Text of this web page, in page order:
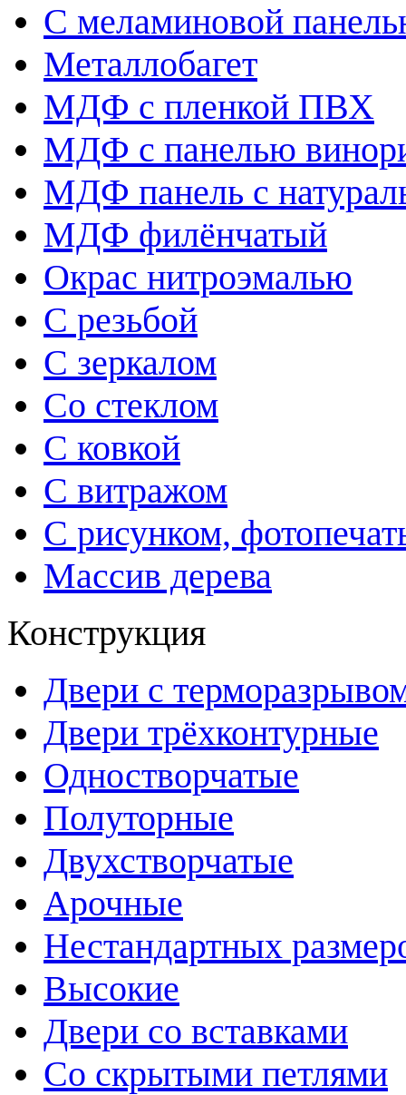
С меламиновой
Металлобагет
МДФ с пленкой ПВХ
МДФ с панелью
МДФ панель с
МДФ филёнчатый
Окрас нитроэмалью
С резьбой
С зеркалом
Со стеклом
С ковкой
С витражом
С рисунком,
Массив дерева
Конструкция
Двери с
Двери трёхконтурные
Одностворчатые
Полуторные
Двухстворчатые
Арочные
Нестандартных
Высокие
Двери со вставками
Со скрытыми петлями